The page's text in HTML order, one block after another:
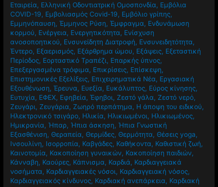
Εταιρεία, Ελληνική Οδοντιατρική Ομοσπονδία, Εμβόλια
COVID-19, Εμβολιασμός Covid-19, Εμβόλιο γρίπης,
Εμμηνόπαυση,Έμμηνος Ρύση,Έμφραγμα, Ενδυνάμωση
κορμού, Ενέργεια, Ενεργητικότητα, Ενίσχυση
ανοσοποητικού, Ενσυνείδητη Διατροφή, Ενσυνειδητότητα,
Έντερο, Εξαερισμός, Εξάρθρημα ώμου, Εξάψεις, Εξεταστική
Περίοδος, Εορταστικό Τραπέζι, Επαρκής ύπνος,
Επεξεργασμένα τρόφιμα, Επικρίσεις, Επίσκεψη,
Επιστημονικές Εξελίξεις, Επιχειρηματικά Νέα, Εργασιακή
Εξουθένωση,Έρευνα, Ευεξία, Ευκάλυπτος, Εύρος κίνησης,
Ευτυχία, ΕΦΕΧ, Εφηβεία,Έφηβοι,Ζεστό γάλα,Ζεστό νερό,
Ζευγάρι,Ζευγάρια,Ζωηρό περπάτημα, Η άποψη του ειδικού,
Ηλεκτρονικό τσιγάρο, Ηλικία, Ηλικιωμένοι, Ηλικιωμένος,
Ημικρανία, Ήπαρ, Ήπια άσκηση, Ήπια Γνωστική
Εξασθένιση, Θεραπεία, Θερμίδες, Θερμότητα, Θέσεις yoga,
Ινσουλίνη, Ισορροπία, Καβγάδες, Καθήκοντα, Καθιστική ζωή,
Καινοτομία, Κακοποίηση γυναικών, Κακοποίηση παιδιών,
Κάνναβη, Καούρες, Κάπνισμα, Καρδιά, Καρδιαγγειακά
νοσήματα, Καρδιαγγειακές νόσοι, Καρδιαγγειακή νόσος,
Καρδιαγγειακός κίνδυνος, Καρδιακή ανεπάρκεια, Καρδιακή